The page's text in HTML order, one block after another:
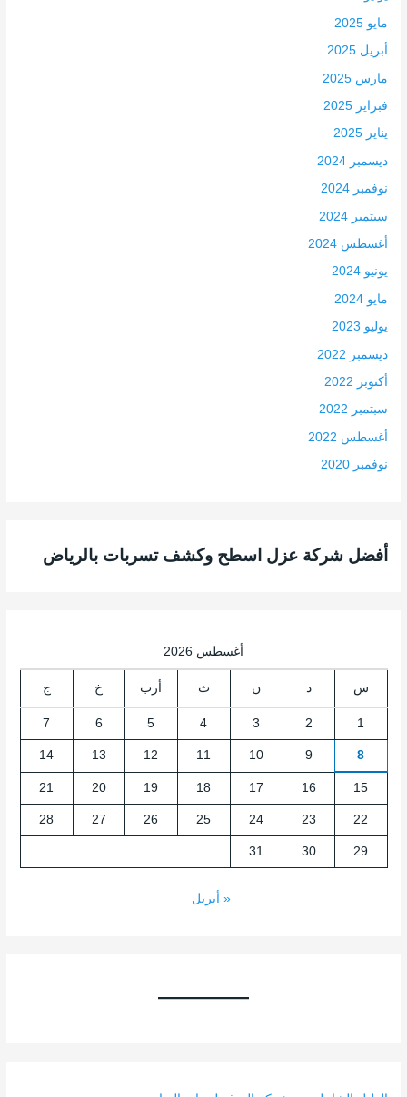
مايو 2025
أبريل 2025
مارس 2025
فبراير 2025
يناير 2025
ديسمبر 2024
نوفمبر 2024
سبتمبر 2024
أغسطس 2024
يونيو 2024
مايو 2024
يوليو 2023
ديسمبر 2022
أكتوبر 2022
سبتمبر 2022
أغسطس 2022
نوفمبر 2020
أفضل شركة عزل اسطح وكشف تسربات بالرياض
أغسطس 2026
س د ن ث أرب خ ج
1
2
3
4
5
6
7
8
9
10
11
12
13
14
15
16
17
18
19
20
21
22
23
24
25
26
27
28
29
30
31
« أبريل